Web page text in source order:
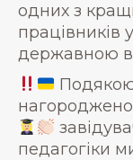
одних з
працівників
державною
Подякою
педагогіки